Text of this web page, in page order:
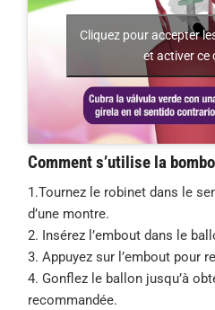
Cliquez pour accepter
et activer ce
Comment s’utilise la
1.Tournez le robinet dans le
d’une montre.
2. Insérez l’embout dans le
3. Appuyez sur l’embout pour
4. Gonflez le ballon jusqu’à
recommandée.